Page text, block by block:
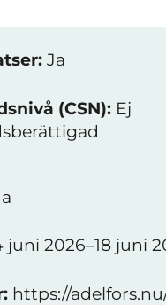
Ja
(CSN): Ej
juni 2026–18 juni
https://